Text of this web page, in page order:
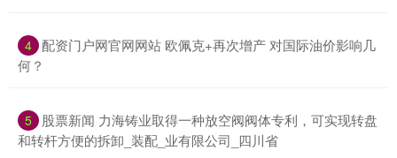
4 ​配资门户网官网网站 欧佩克+再次增产 对国际油价影响几
何？
5
​股票新闻 力海铸业取得一种放空阀阀体专利，可实现转盘
和转杆方便的拆卸_装配_业有限公司_四川省